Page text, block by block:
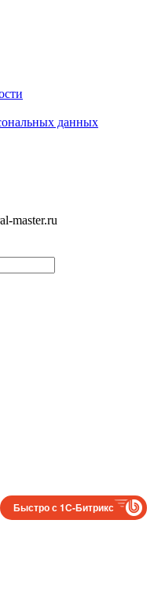
данных
master.ru
Быстро с 1С-Битрикс